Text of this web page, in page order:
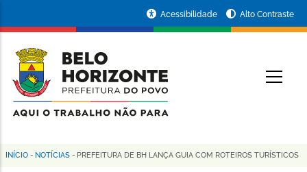
conteúdo
principal
da
Prefeitura
de
Horizonte
Acessibilidade Alto Contraste
Trilha
INÍCIO - NOTÍCIAS - PREFEITURA DE BH LANÇA GUIA COM ROTEIROS TURÍSTICOS